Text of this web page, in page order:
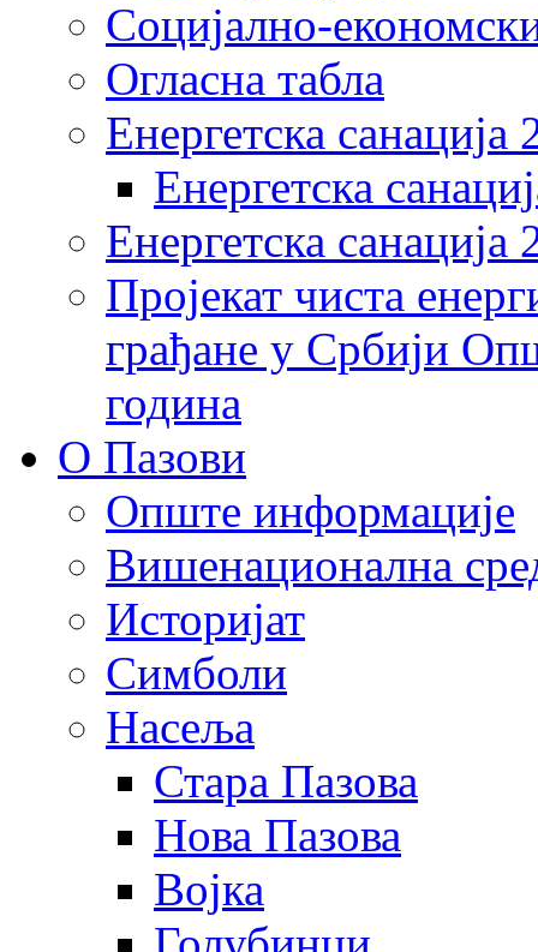
Социјално-
Огласна табла
Енергетска санација
Енергетска
Енергетска
Пројекат чиста
грађане у Србији
година
О Пазови
Опште информације
Вишенационална
Историјат
Симболи
Насеља
Стара Пазова
Нова Пазова
Војка